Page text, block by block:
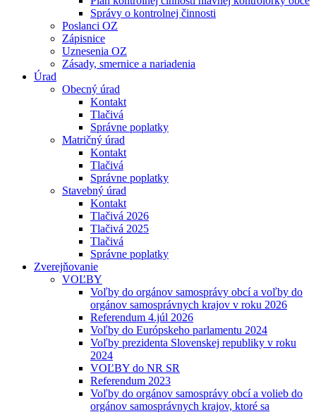
Správy o kontrolnej činnosti
Poslanci OZ
Zápisnice
Uznesenia OZ
Zásady, smernice a nariadenia
Úrad
Obecný úrad
Kontakt
Tlačivá
Správne poplatky
Matričný úrad
Kontakt
Tlačivá
Správne poplatky
Stavebný úrad
Kontakt
Tlačivá 2026
Tlačivá 2025
Tlačivá
Správne poplatky
Zverejňovanie
VOĽBY
Voľby do orgánov samosprávy obcí a voľby do
orgánov samosprávnych krajov v roku 2026
Referendum 4.júl 2026
Voľby do Európskeho parlamentu 2024
Voľby prezidenta Slovenskej republiky v roku
2024
VOĽBY do NR SR
Referendum 2023
Voľby do orgánov samosprávy obcí a volieb do
orgánov samosprávnych krajov, ktoré sa